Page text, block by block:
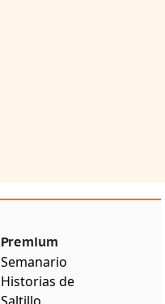
Premium
Semanario
Historias de